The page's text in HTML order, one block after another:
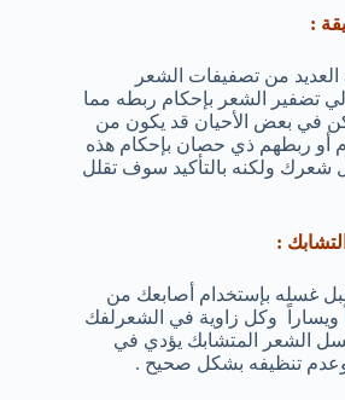
من تصفيفات الشعر
تضفير الشعر بإحكام ربطه مما
في بعض الأحيان قد يكون من
أو ربطهم ذي حصان بإحكام هذه
شعرك ولكنه بالتأكيد سوف تقلل
غسله بإستخدام أصابعك من
ويساراً وكل زاوية في الشعرلفك
الشعر المتشابك يؤدي في
وعدم تنظيفه بشكل صحيح .